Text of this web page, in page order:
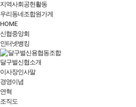
지역사회공헌활동
우리동네조합원가게
HOME
신협중앙회
인터넷뱅킹
달구벌신협소개
이사장인사말
경영이념
연혁
조직도